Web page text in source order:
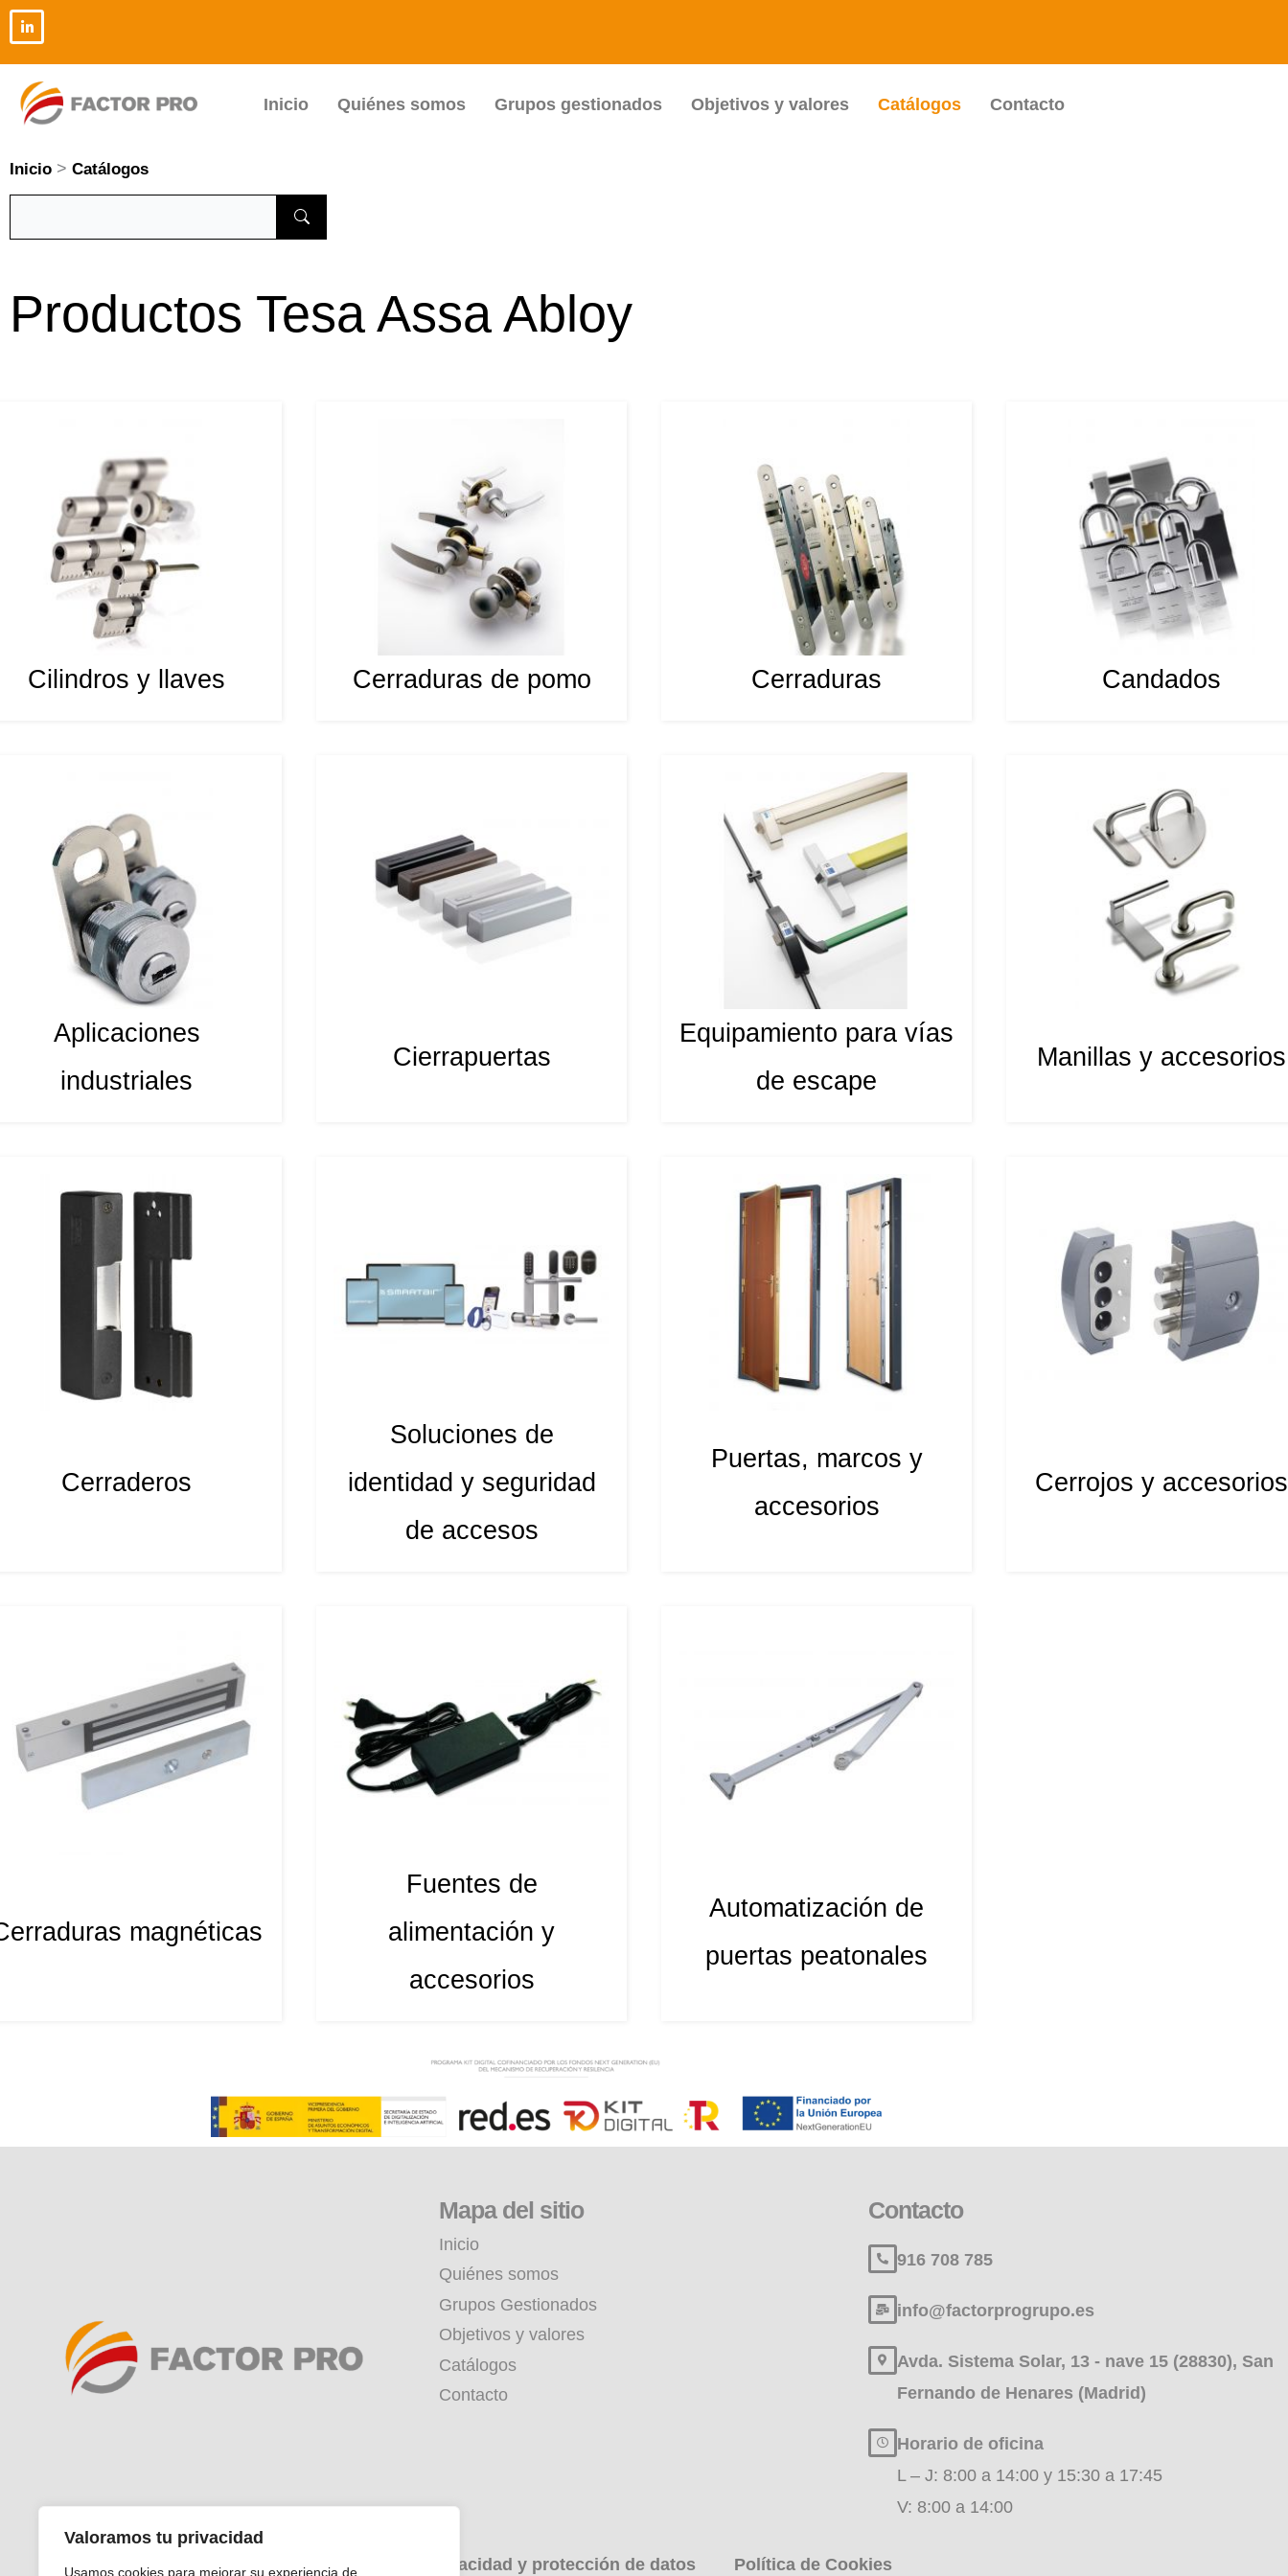
Valoramos tu privacidad
Usamos cookies para mejorar su experiencia de
al
contenido
Inicio
Quiénes somos Grupos gestionados Objetivos y valores Catálogos Contacto
Inicio > Catálogos
Productos Tesa Assa Abloy
Cilindros y llaves Cerraduras de pomo Cerraduras Candados
Aplicaciones
industriales
Cierrapuertas
Equipamiento para vías
de escape
Manillas y accesorios
Cerraderos
Soluciones de
identidad y seguridad
de accesos
Puertas, marcos y
accesorios
Cerrojos y accesorios
magnéticas
Fuentes de
alimentación y
accesorios
Automatización de
puertas peatonales
Mapa del sitio
Inicio
Quiénes somos
Grupos Gestionados
Objetivos y valores
Catálogos
Contacto
Contacto
916 708 785
info@factorprogrupo.es
Avda. Sistema Solar, 13 - nave 15 (28830), San
Fernando de Henares (Madrid)
Horario de oficina
L – J: 8:00 a 14:00 y 15:30 a 17:45
V: 8:00 a 14:00
Aviso Legal Política de privacidad y protección de datos Política de Cookies